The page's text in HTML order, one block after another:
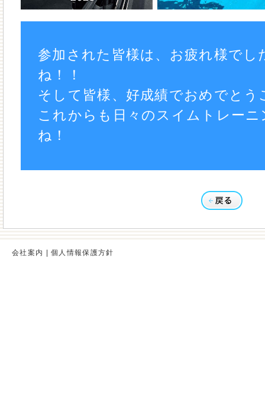
参加された皆様は、お疲れ様でし
ね！！
そして皆様、好成績でおめでとう
これからも日々のスイムトレー
ね！
会社案内 |個人情報保護方針